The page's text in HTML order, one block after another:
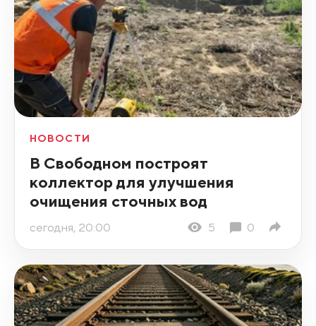
НОВОСТИ
В Свободном построят
коллектор для улучшения
очищения сточных вод
сегодня, 20:00 5 0